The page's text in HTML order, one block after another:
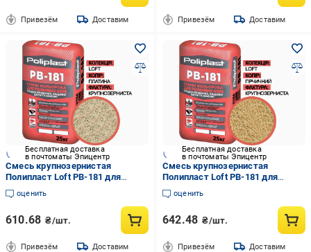
Привезём Доставим Привезём Доставим
Бесплатная доставка
в почтоматы Эпицентр
Смесь крупнозернистая
Полипласт Loft PB-181 для
расшивки швов кладки
клинкерного/лицевого кирпича/
(PPUA68714PL)
оценить
610.68 ₴/шт.
Привезём Доставим
Бесплатная доставка
в почтоматы Эпицентр
Смесь крупнозернистая
Полипласт Loft PB-181 для
расшивки швов кладки
клинкерного/лицевого кирпича/
(PPUA68714GO)
оценить
642.48 ₴/шт.
Привезём Доставим